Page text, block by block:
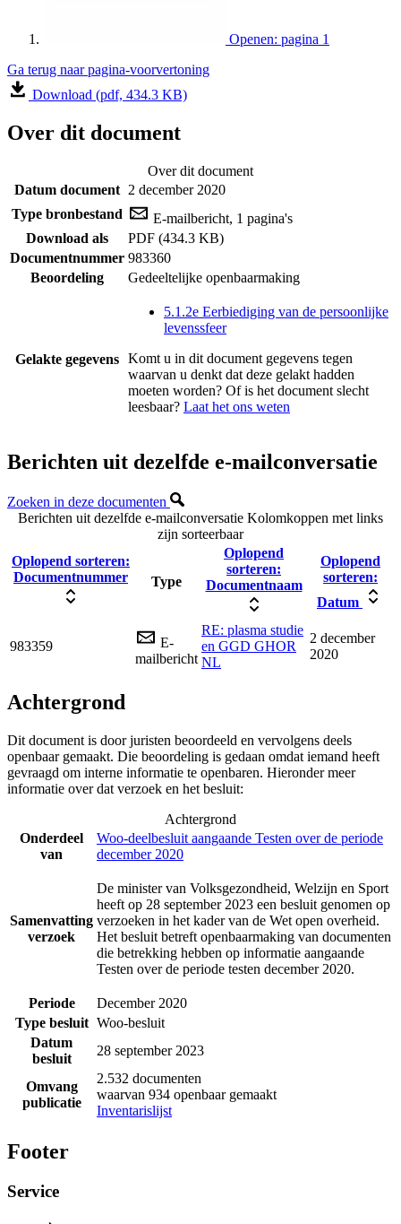
Openen: pagina 1
Ga terug naar pagina-voorvertoning
Download (pdf, 434.3 KB)
Over dit document
Over dit document
Datum document 2 december 2020
Type bronbestand
E-mailbericht, 1 pagina's
Download als
PDF (434.3 KB)
Documentnummer 983360
Beoordeling
Gedeeltelijke openbaarmaking
Gelakte gegevens
5.1.2e Eerbiediging van de persoonlijke
levenssfeer
Komt u in dit document gegevens tegen
waarvan u denkt dat deze gelakt hadden
moeten worden? Of is het document slecht
leesbaar? Laat het ons weten
Berichten uit dezelfde e-mailconversatie
Zoeken in deze documenten
Berichten uit dezelfde e-mailconversatie Kolomkoppen met links
zijn sorteerbaar
Oplopend sorteren:
Documentnummer
Type
Oplopend
sorteren:
Documentnaam
Oplopend
sorteren:
Datum
983359
E-
mailbericht
RE: plasma studie
en GGD GHOR
NL
2 december
2020
Achtergrond
Dit document is door juristen beoordeeld en vervolgens deels
openbaar gemaakt. Die beoordeling is gedaan omdat iemand heeft
gevraagd om interne informatie te openbaren. Hieronder meer
informatie over dat verzoek en het besluit:
Achtergrond
Onderdeel
van
Woo-deelbesluit aangaande Testen over de periode
december 2020
Samenvatting
verzoek
De minister van Volksgezondheid, Welzijn en Sport
heeft op 28 september 2023 een besluit genomen op
verzoeken in het kader van de Wet open overheid.
Het besluit betreft openbaarmaking van documenten
die betrekking hebben op informatie aangaande
Testen over de periode testen december 2020.
Periode
December 2020
Type besluit Woo-besluit
Datum
besluit
28 september 2023
Omvang
publicatie
2.532 documenten
waarvan 934 openbaar gemaakt
Inventarislijst
Footer
Service